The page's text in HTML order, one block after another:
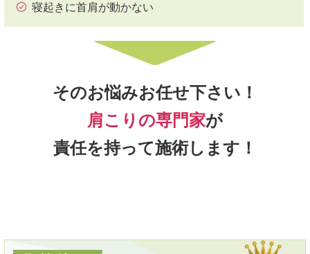
寝起きに首肩が動かない
そのお悩みお任せ下さい！
肩こりの専門家が
責任を持って施術します！